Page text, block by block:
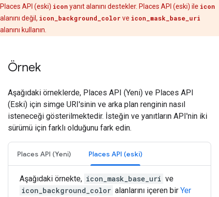
Places API (eski) icon yanıt alanını destekler. Places API (eski) ile icon
alanını değil, icon_background_color ve icon_mask_base_uri
alanını kullanın.
Örnek
Aşağıdaki örneklerde, Places API (Yeni) ve Places API
(Eski) için simge URI'sinin ve arka plan renginin nasıl
isteneceği gösterilmektedir. İsteğin ve yanıtların API'nin iki
sürümü için farklı olduğunu fark edin.
Places API (Yeni) Places API (eski)
Aşağıdaki örnekte, icon_mask_base_uri ve
icon_background_color alanlarını içeren bir Yer